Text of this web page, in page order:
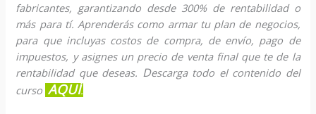
fabricantes, garantizando desde 300% de rentabilidad o
más para tí. Aprenderás como armar tu plan de negocios,
para que incluyas costos de compra, de envío, pago de
impuestos, y asignes un precio de venta final que te de la
rentabilidad que deseas. Descarga todo el contenido del
curso AQUÍ.